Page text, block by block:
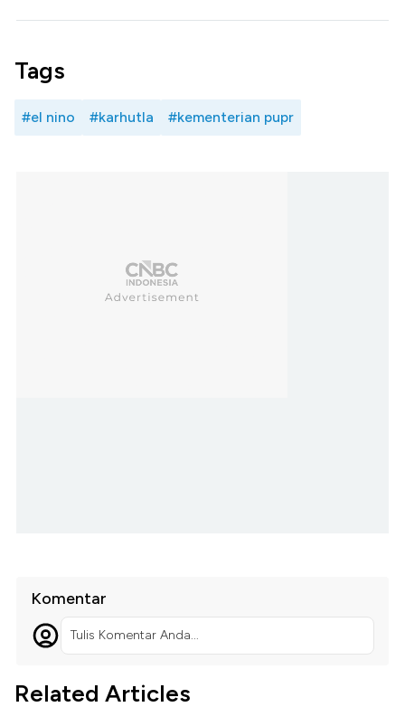
Tags
#el nino #karhutla #kementerian pupr
Komentar
Tulis Komentar Anda...
Related Articles